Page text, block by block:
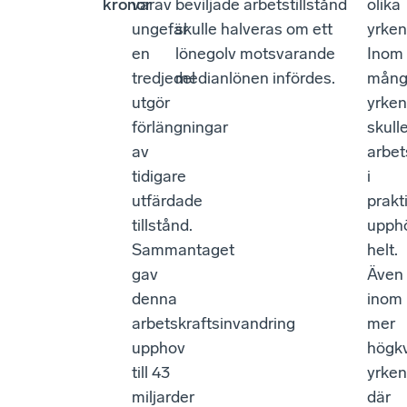
kronorvarav
ungefär
en
tredjedel
utgör
förlängningar
av
tidigare
utfärdade
tillstånd.
Sammantaget
gav
denna
arbetskraftsinvandring
upphov
till 43
miljarder
beviljade arbetstillstånd
skulle halveras om ett
lönegolv motsvarande
medianlönen infördes.
olika
Inom
yrken
i
helt.
Även
inom
mer
där